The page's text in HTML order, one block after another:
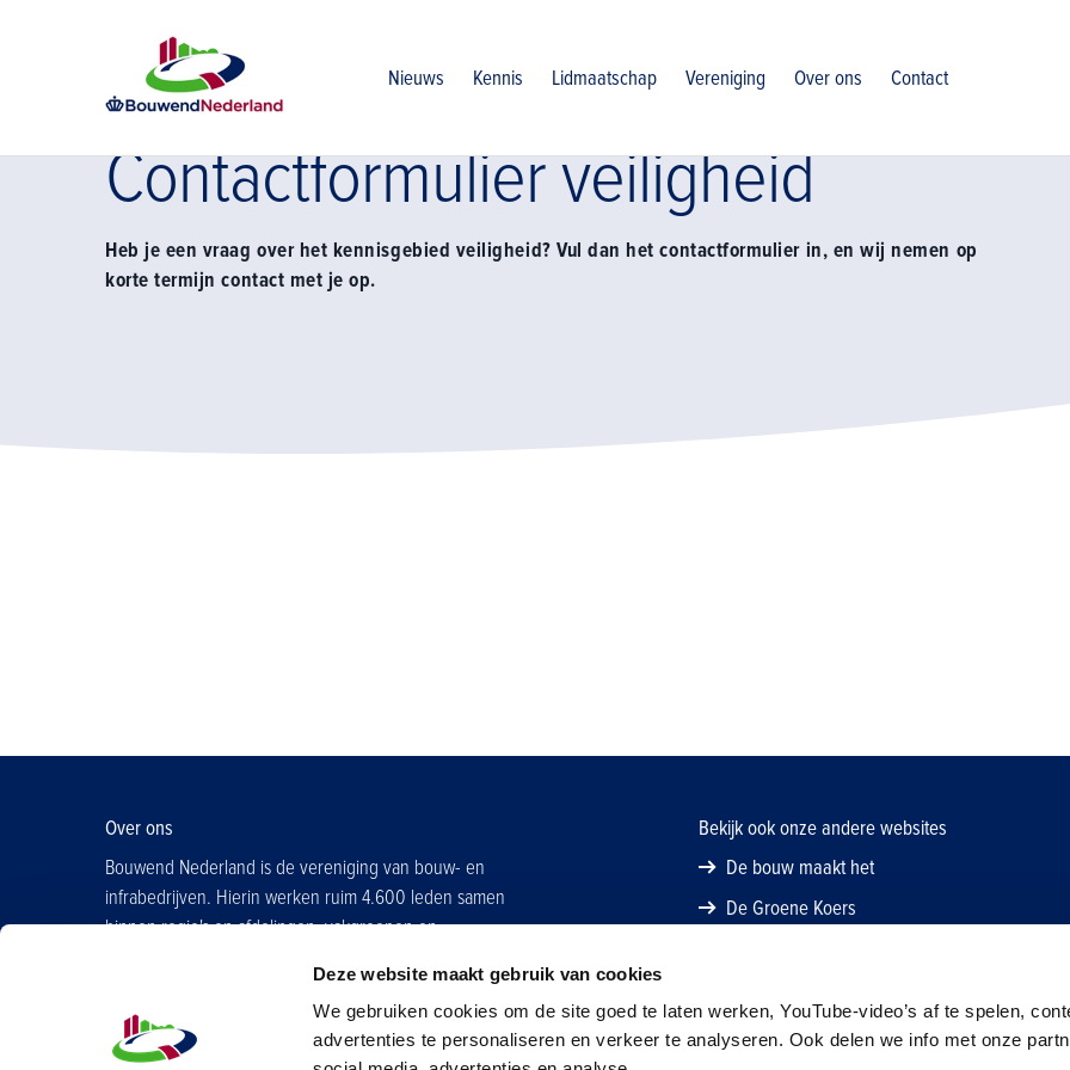
Deze website maakt gebruik van cookies
We gebruiken cookies om de site goed te laten werken, YouTube-video’s af te spelen,
advertenties te personaliseren en verkeer te analyseren. Ook delen we info met onze
Nieuws Kennis Lidmaatschap Vereniging Over ons Contact
Lidmaatschap
Contactformulier veiligheid
Heb je een vraag over het kennisgebied veiligheid? Vul dan het contactformulier in, en wij nemen op
korte termijn contact met je op.
Over ons
Bouwend Nederland is de vereniging van bouw- en
infrabedrijven. Hierin werken ruim 4.600 leden samen
binnen regio's en afdelingen, vakgroepen en
Bekijk ook onze andere websites
De bouw maakt het
De Groene Koers